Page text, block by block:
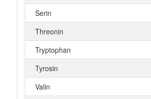
Serin
Threonin
Tryptophan
Tyrosin
Valin